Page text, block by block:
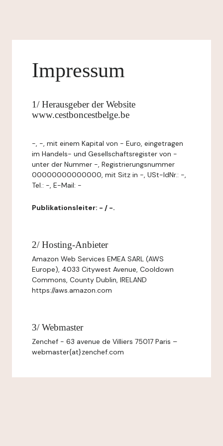
Impressum
1/ Herausgeber der Website
www.cestboncestbelge.be
-, -, mit einem Kapital von - Euro, eingetragen
im Handels- und Gesellschaftsregister von -
unter der Nummer -, Registrierungsnummer
00000000000000, mit Sitz in -, USt-IdNr.: -,
Tel.: -, E-Mail: -
Publikationsleiter: - / -.
2/ Hosting-Anbieter
Amazon Web Services EMEA SARL (AWS
Europe), 4033 Citywest Avenue, Cooldown
Commons, County Dublin, IRELAND
https://aws.amazon.com
3/ Webmaster
Zenchef - 63 avenue de Villiers 75017 Paris –
webmaster{at}zenchef.com